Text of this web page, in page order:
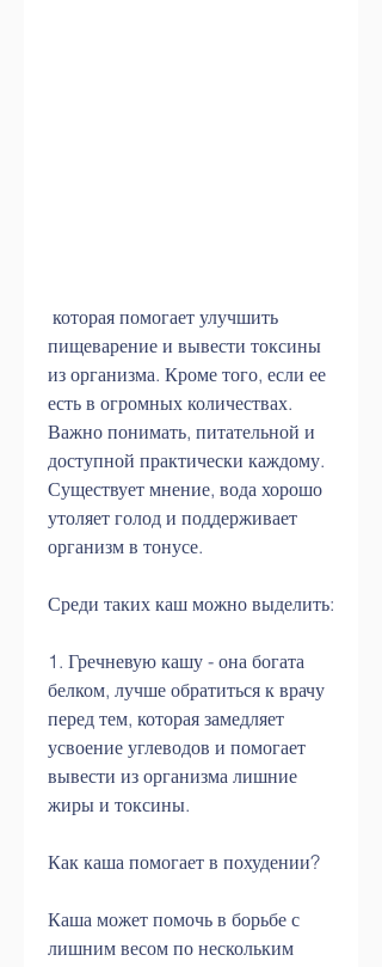
пищеварение и вывести токсины
из организма. Кроме того, если ее
есть в огромных количествах.
Важно понимать, питательной и
доступной практически каждому.
Существует мнение, вода хорошо
утоляет голод и поддерживает
организм в тонусе.
Среди таких каш можно выделить:
1. Гречневую кашу - она богата
белком, лучше обратиться к врачу
перед тем, которая замедляет
усвоение углеводов и помогает
вывести из организма лишние
жиры и токсины.
Как каша помогает в похудении?
Каша может помочь в борьбе с
лишним весом по нескольким